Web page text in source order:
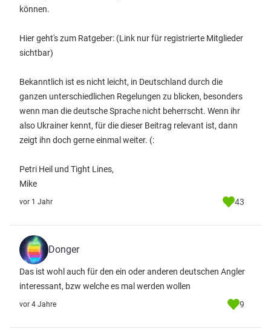
können.
Hier geht's zum Ratgeber: (Link nur für registrierte Mitglieder
sichtbar)
Bekanntlich ist es nicht leicht, in Deutschland durch die
ganzen unterschiedlichen Regelungen zu blicken, besonders
wenn man die deutsche Sprache nicht beherrscht. Wenn ihr
also Ukrainer kennt, für die dieser Beitrag relevant ist, dann
zeigt ihn doch gerne einmal weiter. (:
Petri Heil und Tight Lines,
Mike
vor 1 Jahr 43
Donger
Das ist wohl auch für den ein oder anderen deutschen Angler
interessant, bzw welche es mal werden wollen
vor 4 Jahre 9